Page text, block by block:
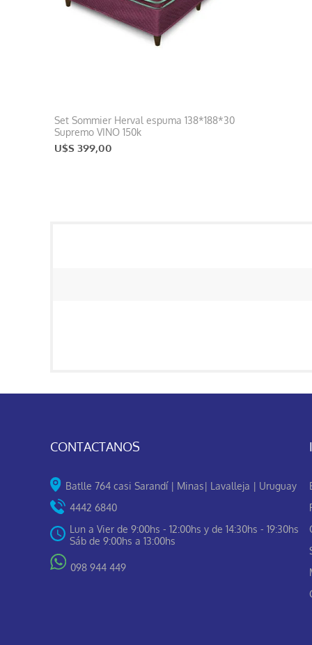
Set Sommier Herval espuma 138*188*30
Supremo VINO 150k
U$S 399,00
CONTACTANOS
Batlle 764 casi Sarandí | Minas| Lavalleja | Uruguay
4442 6840
Lun a Vier de 9:00hs - 12:00hs y de 14:30hs - 19:30hs
Sáb de 9:00hs a 13:00hs
098 944 449